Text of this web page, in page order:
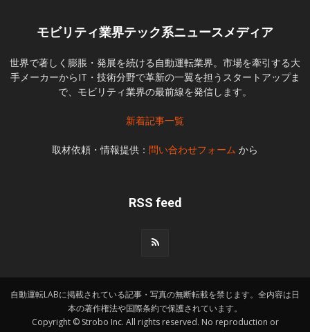
モビリティ業界テック系ニュースメディア
世界で著しく膨脹・発展を続ける自動運転業界。市場を牽引する大
手メーカーからIT・技術分野で革新の一翼を担うスタートアップま
で、モビリティ業界の最前線を発信します。
新着記事一覧
取材依頼・情報提供： 問い合わせフォーム から
RSS feed
自動運転LABに掲載されている記事・写真の無断転載を禁じます。全内容は日
本の著作権法や国際条約で保護されています。
Copyright © Strobo Inc. All rights reserved. No reproduction or